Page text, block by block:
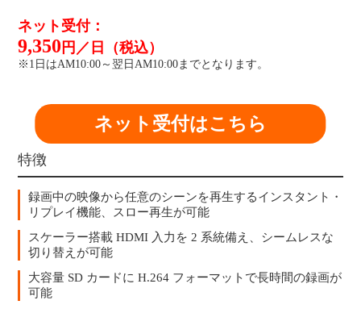
ネット受付：
9,350 円／日（税込）
※1日はAM10:00～翌日AM10:00までとなります。
ネット受付はこちら
特徴
録画中の映像から任意のシーンを再生するインスタント・
リプレイ機能、スロー再生が可能
スケーラー搭載 HDMI 入力を 2 系統備え、シームレスな
切り替えが可能
大容量 SD カードに H.264 フォーマットで長時間の録画が
可能